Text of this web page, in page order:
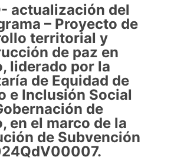
actualización del
– Proyecto de
territorial y
de paz en
liderado por la
de Equidad de
e Inclusión Social
de
en el marco de la
de Subvención